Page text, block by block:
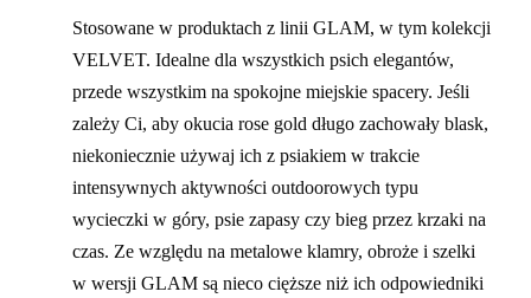
Stosowane w produktach z linii GLAM, w tym kolekcji
VELVET. Idealne dla wszystkich psich elegantów,
przede wszystkim na spokojne miejskie spacery. Jeśli
zależy Ci, aby okucia rose gold długo zachowały blask,
niekoniecznie używaj ich z psiakiem w trakcie
intensywnych aktywności outdoorowych typu
wycieczki w góry, psie zapasy czy bieg przez krzaki na
czas. Ze względu na metalowe klamry, obroże i szelki
w wersji GLAM są nieco cięższe niż ich odpowiedniki